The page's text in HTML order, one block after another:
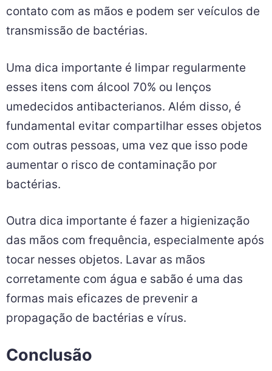
Manter os objetos pessoais, como telefone
celular, chaves, óculos e carteira, livres de
bactérias também é essencial para a saúde.
Muitas vezes, esses objetos entram em
contato com as mãos e podem ser veículos de
transmissão de bactérias.
Uma dica importante é limpar regularmente
esses itens com álcool 70% ou lenços
umedecidos antibacterianos. Além disso, é
fundamental evitar compartilhar esses objetos
com outras pessoas, uma vez que isso pode
aumentar o risco de contaminação por
Outra dica importante é fazer a higienização
das mãos com frequência, especialmente após
tocar nesses objetos. Lavar as mãos
corretamente com água e sabão é uma das